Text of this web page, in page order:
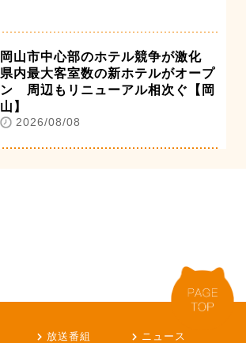
岡山市中心部のホテル競争が激化
県内最大客室数の新ホテルがオープ
ン 周辺もリニューアル相次ぐ【岡
山】
2026/08/08
放送番組
ニュース